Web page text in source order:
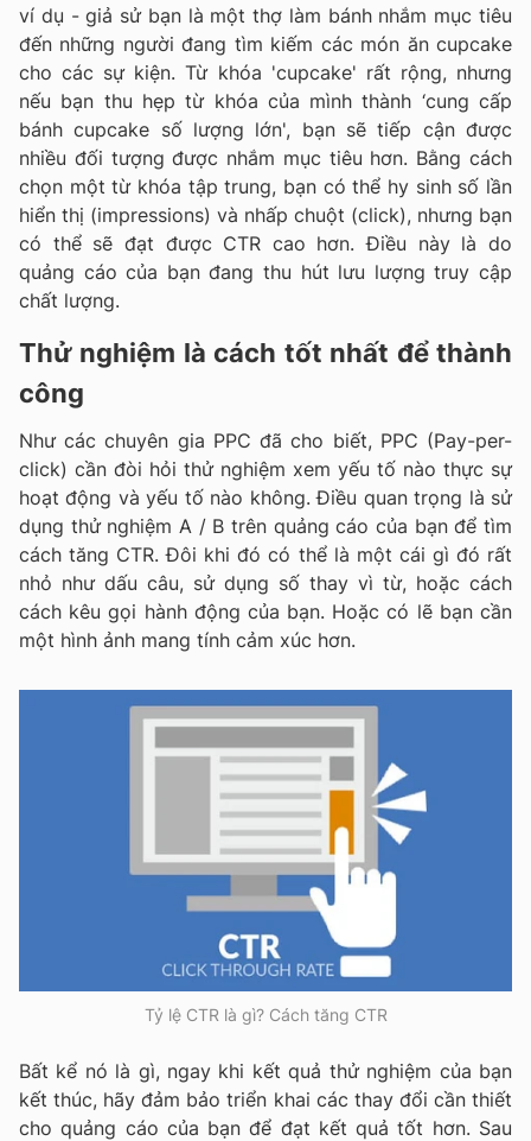
ví dụ - giả sử bạn là một thợ làm bánh nhắm mục tiêu
đến những người đang tìm kiếm các món ăn cupcake
cho các sự kiện. Từ khóa 'cupcake' rất rộng, nhưng
nếu bạn thu hẹp từ khóa của mình thành ‘cung cấp
bánh cupcake số lượng lớn', bạn sẽ tiếp cận được
nhiều đối tượng được nhắm mục tiêu hơn. Bằng cách
chọn một từ khóa tập trung, bạn có thể hy sinh số lần
hiển thị (impressions) và nhấp chuột (click), nhưng bạn
có thể sẽ đạt được CTR cao hơn. Điều này là do
quảng cáo của bạn đang thu hút lưu lượng truy cập
chất lượng.
Thử nghiệm là cách tốt nhất để thành
công
Như các chuyên gia PPC đã cho biết, PPC (Pay-per-
click) cần đòi hỏi thử nghiệm xem yếu tố nào thực sự
hoạt động và yếu tố nào không. Điều quan trọng là sử
dụng thử nghiệm A / B trên quảng cáo của bạn để tìm
cách tăng CTR. Đôi khi đó có thể là một cái gì đó rất
nhỏ như dấu câu, sử dụng số thay vì từ, hoặc cách
cách kêu gọi hành động của bạn. Hoặc có lẽ bạn cần
một hình ảnh mang tính cảm xúc hơn.
Tỷ lệ CTR là gì? Cách tăng CTR
Bất kể nó là gì, ngay khi kết quả thử nghiệm của bạn
kết thúc, hãy đảm bảo triển khai các thay đổi cần thiết
cho quảng cáo của bạn để đạt kết quả tốt hơn. Sau